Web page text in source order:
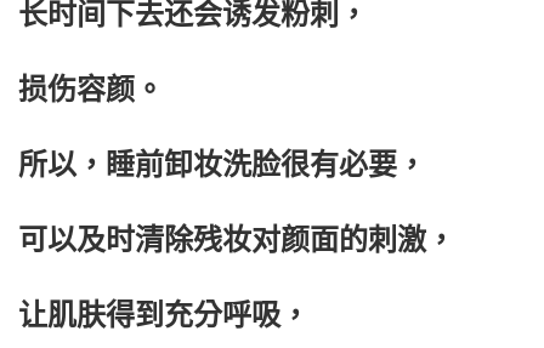
长时间下去还会诱发粉刺，
损伤容颜。
所以，睡前卸妆洗脸很有必要，
可以及时清除残妆对颜面的刺激，
让肌肤得到充分呼吸，